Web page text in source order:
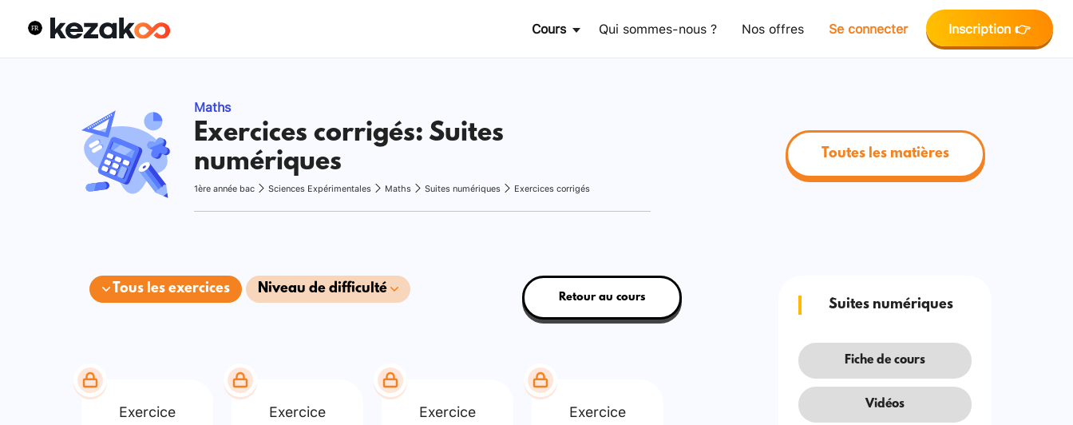
Cours Qui sommes-nous ? Nos offres Se connecter Inscription 👉
Maths
Exercices corrigés: Suites
numériques
1ère année bac Sciences Expérimentales Maths Suites numériques Exercices corrigés
Toutes les matières
Tous les exercices Niveau de difficulté
Retour au cours
Exercice Exercice Exercice Exercice
Suites numériques
Fiche de cours
Vidéos